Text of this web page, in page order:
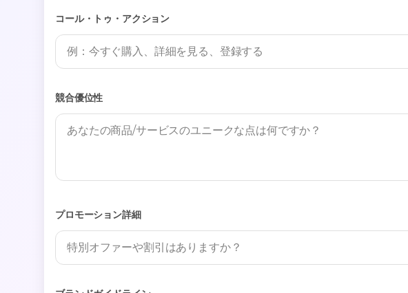
コール・トゥ・アクション
競合優位性
プロモーション詳細